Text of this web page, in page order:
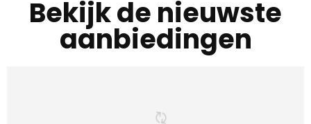
Bekijk de nieuwste
aanbiedingen